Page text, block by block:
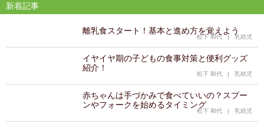
新着記事
離乳食スタート！基本と進め方を覚えよう
松下 和代 | 乳幼児
イヤイヤ期の子どもの食事対策と便利グッズ
紹介！
松下 和代 | 乳幼児
赤ちゃんは手づかみで食べていいの？スプー
ンやフォークを始めるタイミング
松下 和代 | 乳幼児